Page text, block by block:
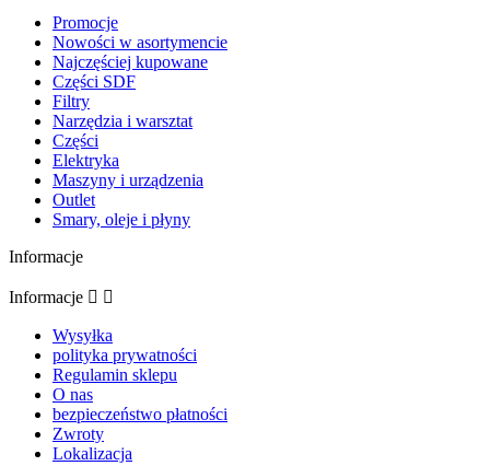
Promocje
Nowości w asortymencie
Najczęściej kupowane
Części SDF
Filtry
Narzędzia i warsztat
Części
Elektryka
Maszyny i urządzenia
Outlet
Smary, oleje i płyny
Informacje
Informacje  
Wysyłka
polityka prywatności
Regulamin sklepu
O nas
bezpieczeństwo płatności
Zwroty
Lokalizacja